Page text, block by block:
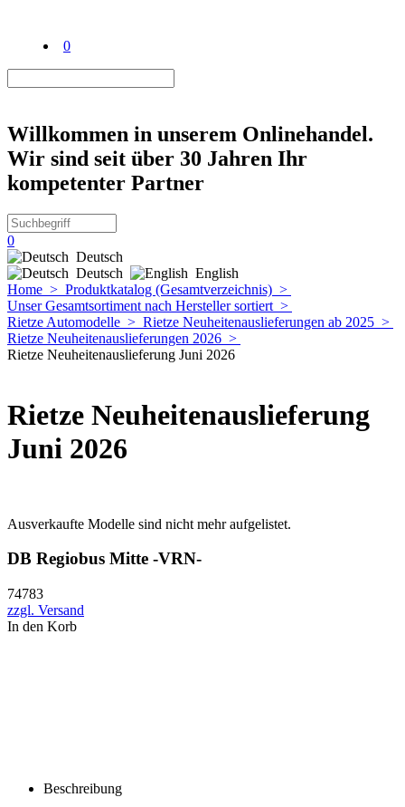
0
Willkommen in unserem Onlinehandel.
Wir sind seit über 30 Jahren Ihr
kompetenter Partner
0
Deutsch
Deutsch
English
Home > Produktkatalog (Gesamtverzeichnis) >
Unser Gesamtsortiment nach Hersteller sortiert >
Rietze Automodelle > Rietze Neuheitenauslieferungen ab 2025 >
Rietze Neuheitenauslieferungen 2026 >
Rietze Neuheitenauslieferung Juni 2026
Rietze Neuheitenauslieferung
Juni 2026
Ausverkaufte Modelle sind nicht mehr aufgelistet.
DB Regiobus Mitte -VRN-
74783
zzgl. Versand
In den Korb
Beschreibung